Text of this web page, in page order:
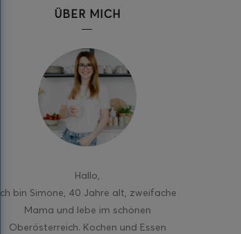
ÜBER MICH
Hallo
ich bin Simone, 40 Jahre alt, zweifache
Mama und lebe im schönen
Oberösterreich. Kochen und Essen